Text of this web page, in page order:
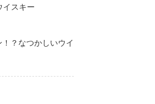
イスキー
？なつかしいウイ